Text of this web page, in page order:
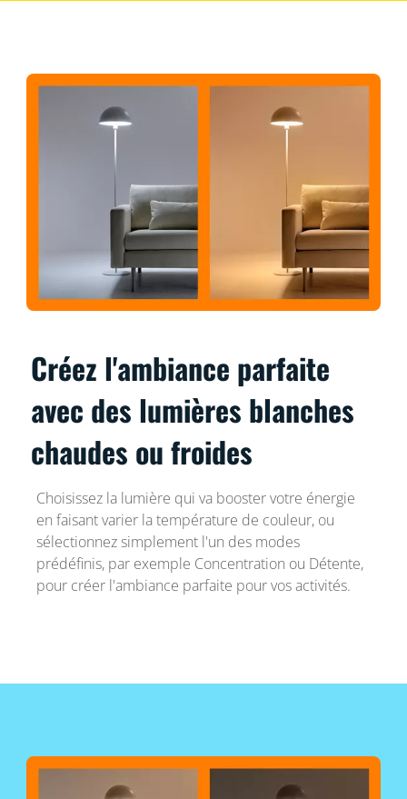
Créez l'ambiance parfaite
avec des lumières blanches
chaudes ou froides
Choisissez la lumière qui va booster votre énergie
en faisant varier la température de couleur, ou
sélectionnez simplement l'un des modes
prédéfinis, par exemple Concentration ou Détente,
pour créer l'ambiance parfaite pour vos activités.